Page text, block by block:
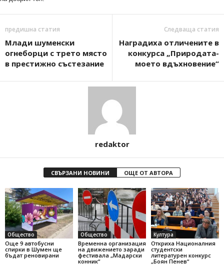
предишна статия
Млади шуменски
огнеборци с трето място
в престижно състезание
Следваща статия
Наградиха отличените в
конкурса „Природата-
моето вдъхновение“
redaktor
СВЪРЗАНИ НОВИНИ ОЩЕ ОТ АВТОРА
Общество
Още 9 автобусни
спирки в Шумен ще
бъдат реновирани
Общество
Временна организация
на движението заради
фестивала „Мадарски
конник“
Култура
Откриха Националния
студентски
литературен конкурс
„Боян Пенев“